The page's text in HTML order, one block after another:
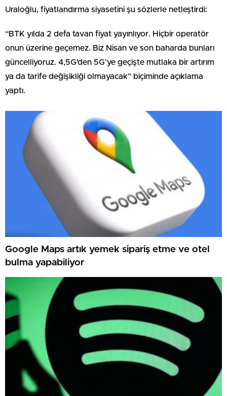
Uraloğlu, fiyatlandırma siyasetini şu sözlerle netleştirdi:
“BTK yılda 2 defa tavan fiyat yayınlıyor. Hiçbir operatör
onun üzerine geçemez. Biz Nisan ve son baharda bunları
güncelliyoruz. 4,5G’den 5G’ye geçişte mutlaka bir artırım
ya da tarife değişikliği olmayacak” biçiminde açıklama
yaptı.
Google Maps artık yemek sipariş etme ve otel
bulma yapabiliyor